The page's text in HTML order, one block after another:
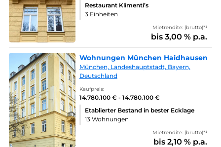
Restaurant Klimenti’s
3 Einheiten
Mietrendite: (brutto)*¹
bis 3,00 % p.a.
Wohnungen München Haidhausen
München, Landeshauptstadt, Bayern,
Deutschland
Kaufpreis:
14.780.100 € - 14.780.100 €
Etablierter Bestand in bester Ecklage
13 Wohnungen
Mietrendite: (brutto)*¹
bis 2,10 % p.a.